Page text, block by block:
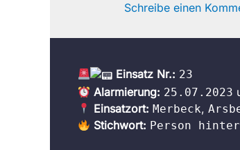
Schreibe einen
Einsatz Nr.: 23
Alarmierung: 25.07.2023
Einsatzort: Merbeck,
Stichwort: Person